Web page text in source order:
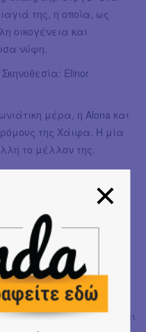
της, η οποία, ως
οικογένεια και
νύφη.
Elinor
μέρα, η Alona και
της Χάιφα. Η μία
το μέλλον της.
UK, 2019 | Σκηνοθεσία:
ιδρώτας και πολλή
συμβαίνει
και αυθάδικο τρόπο.
δικαιώματα, η
της τηλεόρασης και